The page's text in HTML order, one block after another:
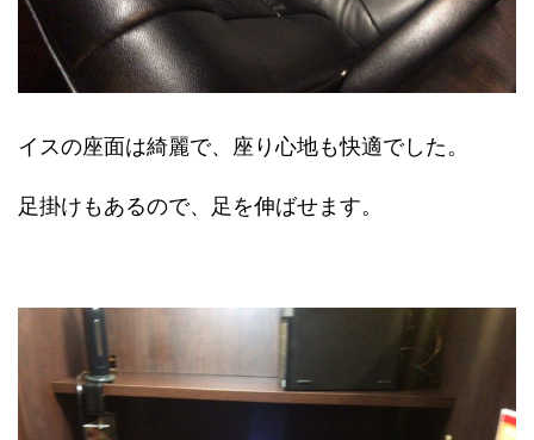
イスの座面は綺麗で、座り心地も快適でした。
足掛けもあるので、足を伸ばせます。